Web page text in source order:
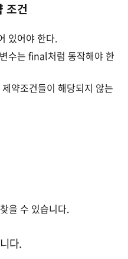
건
있어야 한다.
수는 final처럼 동작해야 한
약조건들이 해당되지 않는
을 수 있습니다.
다.